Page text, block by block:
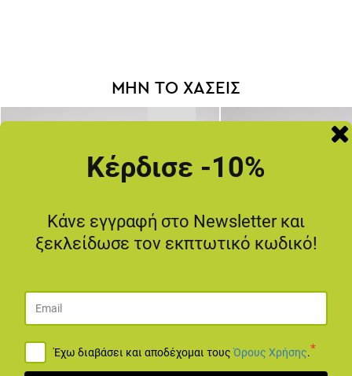
-20%
Κέρδισε -10%
Κάνε εγγραφή στο Newsletter και
ξεκλείδωσε τον εκπτωτικό κωδικό!
Έχω διαβάσει και αποδέχομαι τουςΌρους Χρήσης. *